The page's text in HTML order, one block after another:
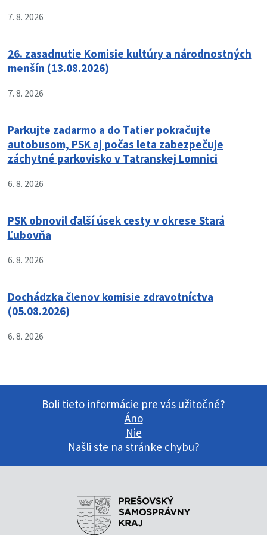
7. 8. 2026
26. zasadnutie Komisie kultúry a národnostných
menšín (13.08.2026)
7. 8. 2026
Parkujte zadarmo a do Tatier pokračujte
autobusom, PSK aj počas leta zabezpečuje
záchytné parkovisko v Tatranskej Lomnici
6. 8. 2026
PSK obnovil ďalší úsek cesty v okrese Stará
Ľubovňa
6. 8. 2026
Dochádzka členov komisie zdravotníctva
(05.08.2026)
6. 8. 2026
Boli tieto informácie pre vás užitočné?
Áno
Nie
Našli ste na stránke chybu?